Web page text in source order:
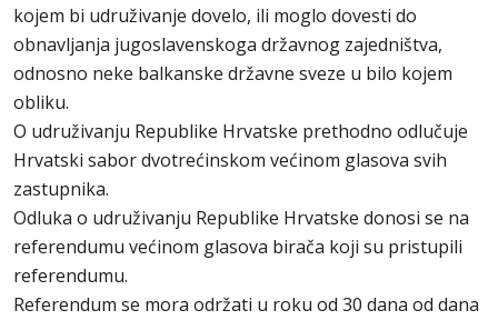
kojem bi udruživanje dovelo, ili moglo dovesti do
obnavljanja jugoslavenskoga državnog zajedništva,
odnosno neke balkanske državne sveze u bilo kojem
obliku.
O udruživanju Republike Hrvatske prethodno odlučuje
Hrvatski sabor dvotrećinskom većinom glasova svih
zastupnika.
Odluka o udruživanju Republike Hrvatske donosi se na
referendumu većinom glasova birača koji su pristupili
referendumu.
Referendum se mora održati u roku od 30 dana od dana